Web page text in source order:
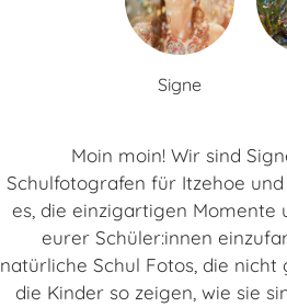
Signe
Moin moin! Wir sind
Schulfotografen für Itzehoe
es, die einzigartigen Momente
eurer Schüler:innen
natürliche Schul Fotos, die
die Kinder so zeigen, wie sie